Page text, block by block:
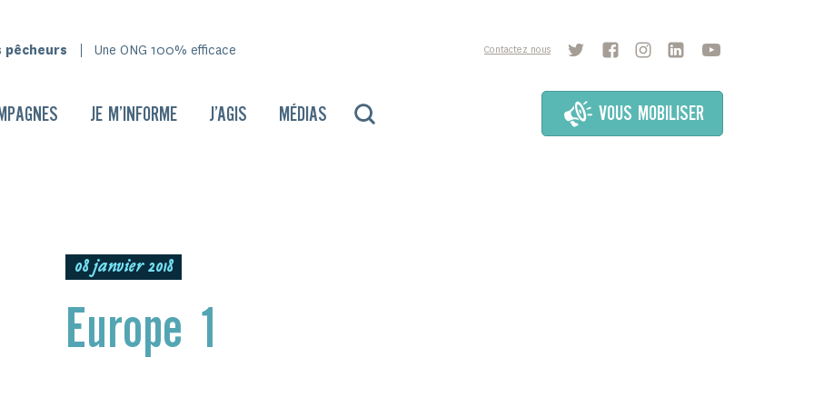
Une ONG 100% efficace Contactez nous
JE M’INFORME J’AGIS MÉDIAS VOUS MOBILISER
08 janvier 2018
Europe 1